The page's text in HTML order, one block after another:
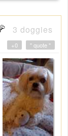
3 doggies
" quote "
+0